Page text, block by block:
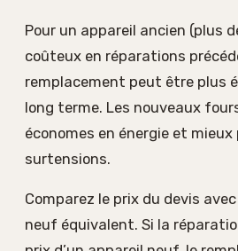
Pour un appareil ancien (plus
coûteux en réparations
remplacement peut être plus
long terme. Les nouveaux
économes en énergie et
surtensions.
Comparez le prix du devis
neuf équivalent. Si la